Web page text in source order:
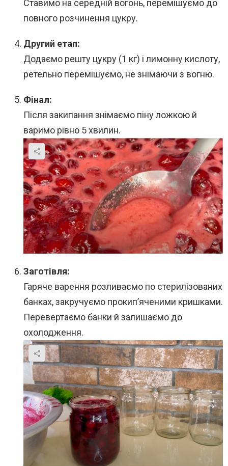
Ставимо на середній вогонь, перемішуємо до
повного розчинення цукру.
Другий етап:
Додаємо решту цукру (1 кг) і лимонну кислоту,
ретельно перемішуємо, не знімаючи з вогню.
Фінал:
Після закипання знімаємо піну ложкою й
варимо рівно 5 хвилин.
Заготівля:
Гаряче варення розливаємо по стерилізованих
банках, закручуємо прокип’яченими кришками.
Перевертаємо банки й залишаємо до
охолодження.